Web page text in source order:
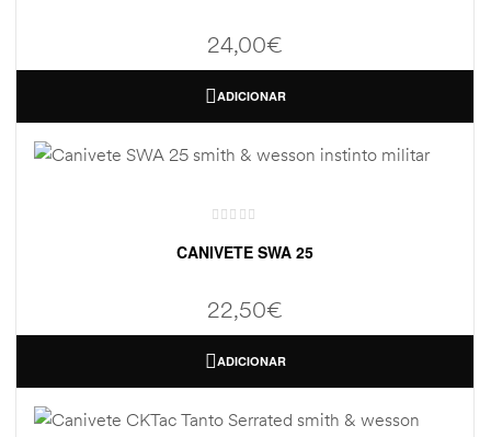
24,00€
ADICIONAR
CANIVETE SWA 25
22,50€
ADICIONAR